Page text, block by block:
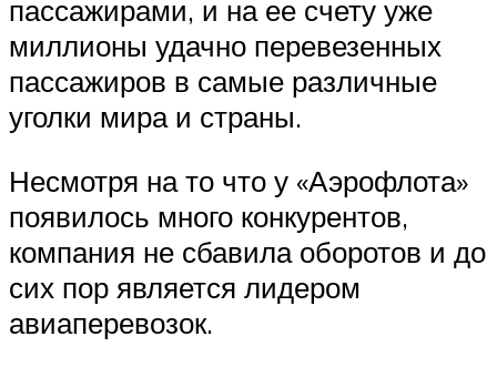
пассажирами, и на ее счету уже
миллионы удачно перевезенных
пассажиров в самые различные
уголки мира и страны.
Несмотря на то что у «Аэрофлота»
появилось много конкурентов,
компания не сбавила оборотов и до
сих пор является лидером
авиаперевозок.